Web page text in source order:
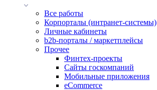
Все работы
Корпорталы (интранет-системы)
Личные кабинеты
b2b-порталы / маркетплейсы
Прочее
Финтех-проекты
Сайты госкомпаний
Мобильные приложения
eCommerce